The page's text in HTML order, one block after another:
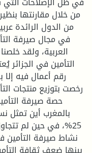
من خلال مقارنتها
من الدول الرائدة
في مجال صيرفة
العربية، ولقد
التأمين في الجزائر
حصة صيرفة
بالمغرب أين تمثل
نشاط صيرفة التأمين